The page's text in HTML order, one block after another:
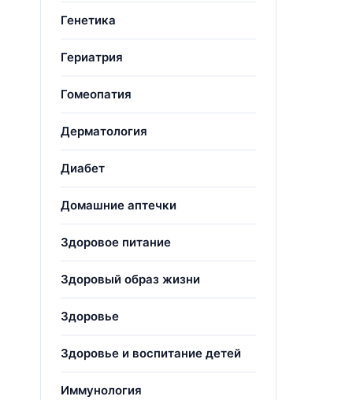
Генетика
Гериатрия
Гомеопатия
Дерматология
Диабет
Домашние аптечки
Здоровое питание
Здоровый образ жизни
Здоровье
Здоровье и воспитание детей
Иммунология